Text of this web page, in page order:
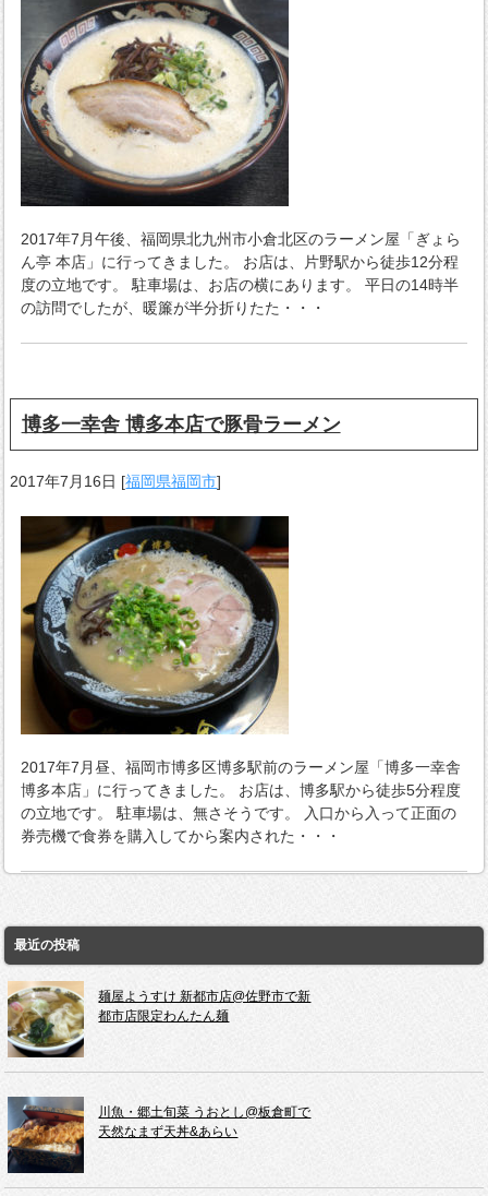
2017年7月午後、福岡県北九州市小倉北区のラーメン屋「ぎょら
ん亭 本店」に行ってきました。 お店は、片野駅から徒歩12分程
度の立地です。 駐車場は、お店の横にあります。 平日の14時半
の訪問でしたが、暖簾が半分折りたた・・・
博多一幸舎 博多本店で豚骨ラーメン
2017年7月16日 [福岡県福岡市]
2017年7月昼、福岡市博多区博多駅前のラーメン屋「博多一幸舎
博多本店」に行ってきました。 お店は、博多駅から徒歩5分程度
の立地です。 駐車場は、無さそうです。 入口から入って正面の
券売機で食券を購入してから案内された・・・
最近の投稿
麺屋ようすけ 新都市店@佐野市で新
都市店限定わんたん麺
川魚・郷土旬菜 うおとし@板倉町で
天然なまず天丼&あらい